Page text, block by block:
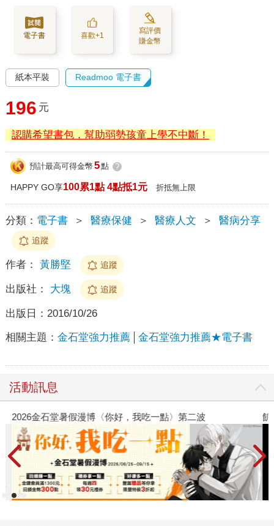
電子書 喜歡+1
寫評價
賺金幣
紙本平裝 Readmoo 電子書
196 元
認購希望書包，幫助弱勢孩童上學不中斷！
預計最高可得金幣 5點 ?
HAPPY GO享100累1點 4點抵1元 折抵無上限
分類： 電子書 ＞ 醫療保健 ＞ 醫療人文 ＞ 醫病分享
追蹤
作者： 黃勝堅 追蹤
出版社： 大塊 追蹤
出版日： 2016/10/26
相關主題： 金石堂強力推薦 金石堂強力推薦★電子書
活動訊息
2026金石堂暑假漫博〈你好，我吃一點〉第二波 飢